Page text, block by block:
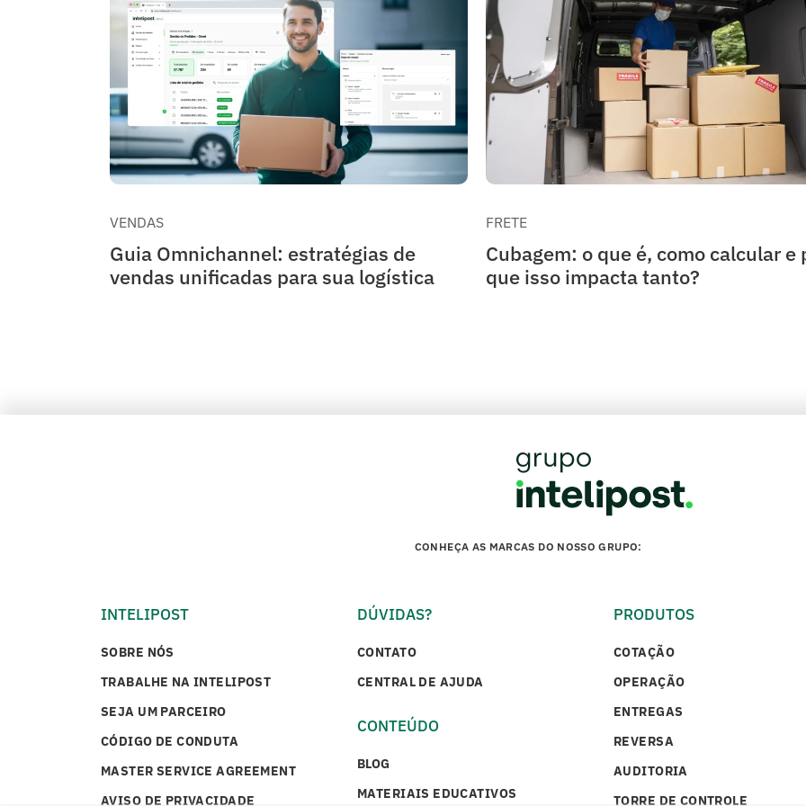
VENDAS
Guia Omnichannel: estratégias de
vendas unificadas para sua logística
FRETE
Cubagem: o que é, como calcular e
que isso impacta tanto?
CONHEÇA AS MARCAS DO NOSSO GRUPO:
INTELIPOST
SOBRE NÓS
TRABALHE NA INTELIPOST
SEJA UM PARCEIRO
CÓDIGO DE CONDUTA
MASTER SERVICE AGREEMENT
AVISO DE PRIVACIDADE
DÚVIDAS?
CONTATO
CENTRAL DE AJUDA
CONTEÚDO
BLOG
MATERIAIS EDUCATIVOS
PRODUTOS
COTAÇÃO
OPERAÇÃO
ENTREGAS
REVERSA
AUDITORIA
TORRE DE CONTROLE